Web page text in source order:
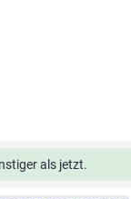
als jetzt.